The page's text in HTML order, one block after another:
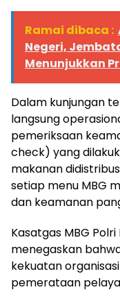
Ramai dibaca :
Negeri,
Menunjukkan
Dalam kunjungan
langsung
pemeriksaan
check) yang
makanan
setiap menu MBG
dan keamanan
Kasatgas MBG Polri
menegaskan
kekuatan
pemerataan